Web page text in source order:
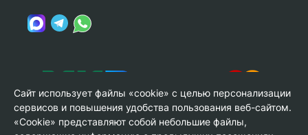
Сайт использует файлы «cookie» с целью персонализации
сервисов и повышения удобства пользования веб-сайтом.
«Cookie» представляют собой небольшие файлы,